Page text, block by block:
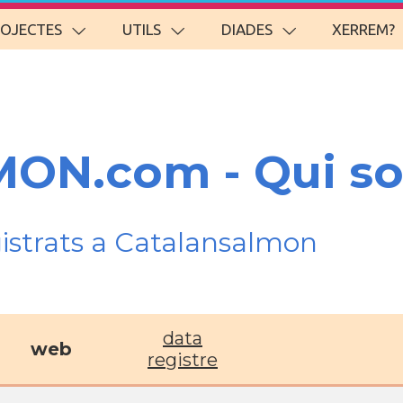
UTILS DIADES XERREM?
- Qui
a Catalansalmon
web
data
registre